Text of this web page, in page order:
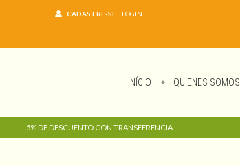
CADASTRE-SE LOGIN
INÍCIO QUIENES SOMOS
5% DE DESCUENTO CON TRANSFERENCIA